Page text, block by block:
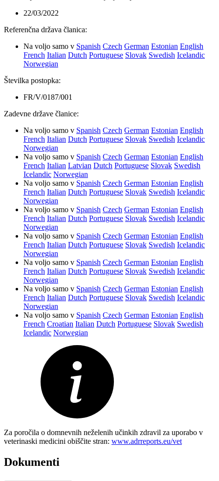
22/03/2022
Referenčna država članica:
Na voljo samo v Spanish Czech German Estonian English
French Italian Dutch Portuguese Slovak Swedish Icelandic
Norwegian
Številka postopka:
FR/V/0187/001
Zadevne države članice:
Na voljo samo v Spanish Czech German Estonian English
French Italian Dutch Portuguese Slovak Swedish Icelandic
Norwegian
Na voljo samo v Spanish Czech German Estonian English
French Italian Latvian Dutch Portuguese Slovak Swedish
Icelandic Norwegian
Na voljo samo v Spanish Czech German Estonian English
French Italian Dutch Portuguese Slovak Swedish Icelandic
Norwegian
Na voljo samo v Spanish Czech German Estonian English
French Italian Dutch Portuguese Slovak Swedish Icelandic
Norwegian
Na voljo samo v Spanish Czech German Estonian English
French Italian Dutch Portuguese Slovak Swedish Icelandic
Norwegian
Na voljo samo v Spanish Czech German Estonian English
French Italian Dutch Portuguese Slovak Swedish Icelandic
Norwegian
Na voljo samo v Spanish Czech German Estonian English
French Italian Dutch Portuguese Slovak Swedish Icelandic
Norwegian
Na voljo samo v Spanish Czech German Estonian English
French Croatian Italian Dutch Portuguese Slovak Swedish
Icelandic Norwegian
Za poročila o domnevnih neželenih učinkih zdravil za uporabo v
veterinaski medicini obiščite stran: www.adrreports.eu/vet
Dokumenti